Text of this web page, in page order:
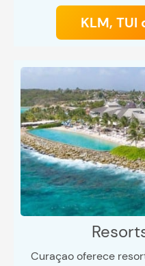
KLM,
Curaçao oferece